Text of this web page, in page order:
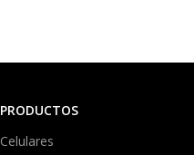
PRODUCTOS
Celulares